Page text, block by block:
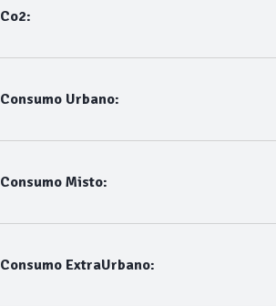
Co2:
Consumo Urbano:
Consumo Misto:
Consumo ExtraUrbano: